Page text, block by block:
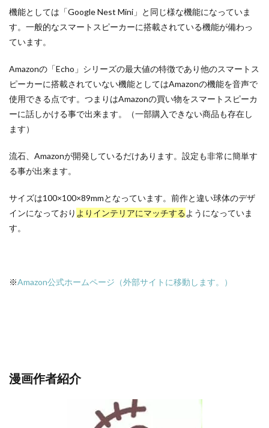
機能としては「Google Nest Mini」と同じ様な機能になっていま
す。一般的なスマートスピーカーに搭載されている機能が備わっ
ています。
Amazonの「Echo」シリーズの最大値の特徴であり他のスマートス
ピーカーに搭載されていない機能としてはAmazonの機能を音声で
使用できる点です。つまりはAmazonの買い物をスマートスピーカ
ーに話しかける事で出来ます。（一部購入できない商品も存在し
ます）
流石、Amazonが開発しているだけあります。設定も非常に簡単す
る事が出来ます。
サイズは100×100×89mmとなっています。前作と違い球体のデザ
インになっており よりインテリアにマッチするようになっていま
す。
※Amazon公式ホームページ（外部サイトに移動します。）
漫画作者紹介